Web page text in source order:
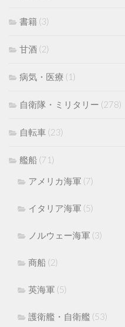
書籍 (3)
甘酒 (2)
病気・医療 (1)
自衛隊・ミリタリー (278)
自転車 (23)
艦船 (71)
アメリカ海軍 (7)
イタリア海軍 (5)
ノルウェー海軍 (3)
商船 (2)
英海軍 (5)
護衛艦・自衛艦 (53)